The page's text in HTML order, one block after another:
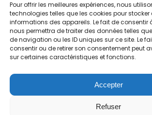
Pour offrir les meilleures expériences, nous
technologies telles que les cookies pour
informations des appareils. Le fait de consentir
nous permettra de traiter des données telles
de navigation ou les ID uniques sur ce site. Le
consentir ou de retirer son consentement peut
sur certaines caractéristiques et fonctions.
Accepter
Refuser
Plan d'accès
Mentions légales
Politique de données personnelles
CGV
Horaires d’ouverture
Du mardi au samedi :
Fermé le dimanche et le lundi